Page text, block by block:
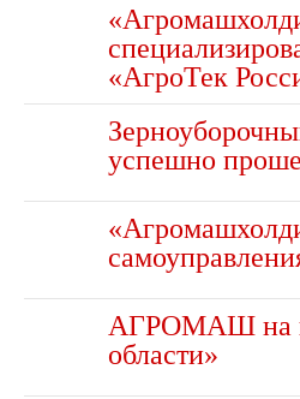
«АгроТек
успешно
АГРОМАШ на
области»